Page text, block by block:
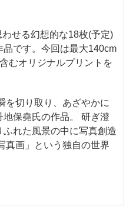
せる幻想的な18枚(予定)
です。今回は最大140cm
むオリジナルプリントを
切り取り、あざやかに
保堯氏の作品。 研ぎ澄
れた風景の中に写真創造
真画」という独自の世界